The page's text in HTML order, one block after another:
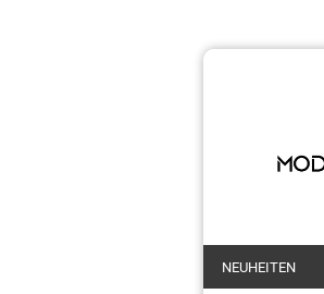
NEUHEITEN